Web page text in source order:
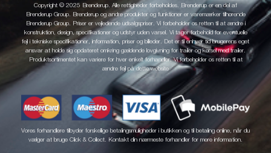
Copyright © 2025 Brenderup. Alle rettigheder forbeholdes. Brenderup er en del af
Brenderup Group. Brenderup og andre produkter og funktioner er varemærker tilhørende
Brenderup Group. Priser er vejledende udsalgspriser. Vi forbeholder os retten til at ændre i
konstruktion, design, specifikationer og udstyr uden varsel. Vi tager forbehold for eventuelle
fejl i tekniske specifikationer, information, priser og billeder. Det er til enhver tid brugerens eget
ansvar at holde sig opdateret omkring gældende lovgivning for trailer og kørsel med trailer.
Produktsortimentet kan variere for hver enkelt forhandler. Vi forbeholder os retten til at
ændre fejl på dette website
Vores forhandlere tilbyder forskellige betalingsmuligheder i butikken og til betaling online, når du
vælger at bruge Click & Collect. Kontakt din nærmeste forhandler for mere information.